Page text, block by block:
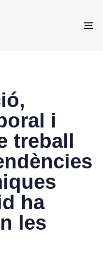
i
treball
ha
les